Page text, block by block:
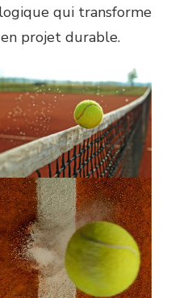
qui transforme
projet durable.